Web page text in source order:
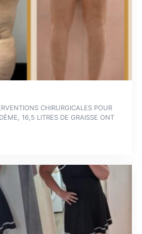
CHIRURGICALES POUR
16,5 LITRES DE GRAISSE ONT